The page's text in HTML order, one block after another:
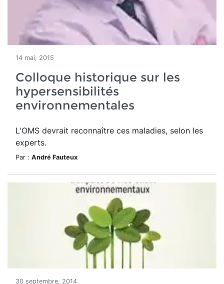
14 mai, 2015
Colloque historique sur les
hypersensibilités
environnementales
L'OMS devrait reconnaître ces maladies, selon les
experts.
Par : André Fauteux
30 septembre, 2014